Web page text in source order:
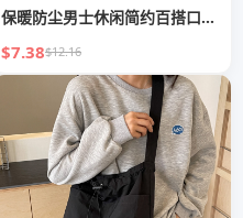
保暖防尘男士休闲简约百搭口罩
帽子
$7.38$12.16